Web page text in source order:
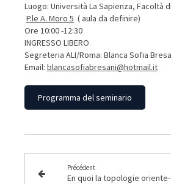
Luogo: Università La Sapienza, Facoltà
P.le A. Moro 5 ( aula da definire)
Ore 10:00 -12:30
INGRESSO LIBERO
Segreteria ALI/Roma: Blanca Sofia
Email: blancasofiabresani@hotmail.it
Programma del seminario
Précédent